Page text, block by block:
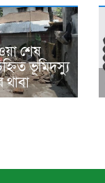
শেষ
ভূমিদস্যু